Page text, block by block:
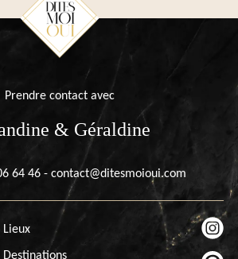
Prendre contact avec
& Géraldine
64 46- contact@ditesmoioui.com
Lieux
Destinations